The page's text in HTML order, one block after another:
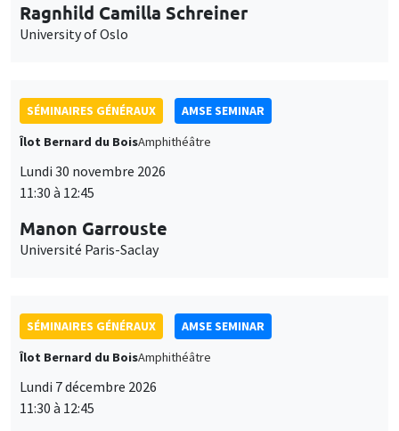
Ragnhild Camilla Schreiner
University of Oslo
SÉMINAIRES GÉNÉRAUX
AMSE SEMINAR
Îlot Bernard du BoisAmphithéâtre
Lundi 30 novembre 2026
11:30 à 12:45
Manon Garrouste
Université Paris-Saclay
SÉMINAIRES GÉNÉRAUX
AMSE SEMINAR
Îlot Bernard du BoisAmphithéâtre
Lundi 7 décembre 2026
11:30 à 12:45